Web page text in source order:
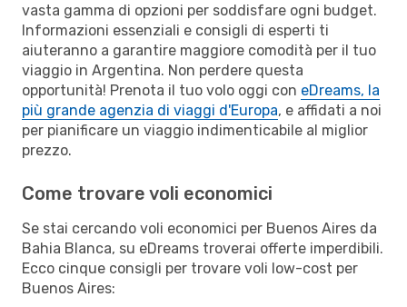
vasta gamma di opzioni per soddisfare ogni budget.
Informazioni essenziali e consigli di esperti ti
aiuteranno a garantire maggiore comodità per il tuo
viaggio in Argentina. Non perdere questa
opportunità! Prenota il tuo volo oggi con eDreams, la
più grande agenzia di viaggi d'Europa, e affidati a noi
per pianificare un viaggio indimenticabile al miglior
prezzo.
Come trovare voli economici
Se stai cercando voli economici per Buenos Aires da
Bahia Blanca, su eDreams troverai offerte imperdibili.
Ecco cinque consigli per trovare voli low-cost per
Buenos Aires: